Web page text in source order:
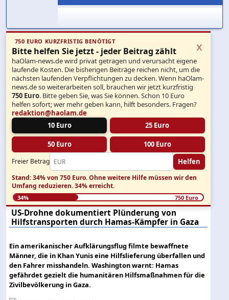
750 EURO KURZFRISTIG BENÖTIGT
Bitte helfen Sie jetzt - jeder Beitrag zählt
haOlam-news.de wird privat getragen und verursacht eigene
laufende Kosten. Die bisherigen Beiträge reichen nicht, um die
nächsten laufenden Verpflichtungen zu decken. Wenn haOlam-
news.de so weiterarbeiten soll, brauchen wir jetzt kurzfristig
750 Euro. Bitte geben Sie, was Sie können. Schon 10 Euro
helfen sofort; wer mehr geben kann, hilft besonders. Fragen?
redaktion@haolam.de
10 Euro
25 Euro
50 Euro 100 Euro
Freier Betrag Helfen
x
Stand: 34% von 750 Euro.Ohne weitere Hilfe müssen wir den
Umfang reduzieren.34% erreicht.
34% 750 Euro
US-Drohne dokumentiert Plünderung von
Hilfstransporten durch Hamas-Kämpfer in Gaza
Ein amerikanischer Aufklärungsflug filmte bewaffnete
Männer, die in Khan Yunis eine Hilfslieferung überfallen und
den Fahrer misshandeln. Washington warnt: Hamas
gefährdet gezielt die humanitären Hilfsmaßnahmen für die
Zivilbevölkerung in Gaza.